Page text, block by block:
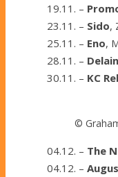
19.11. –
23.11. – Sido,
25.11. – Eno,
28.11. – Delain
30.11. – KC
©
04.12. – The
04.12. –